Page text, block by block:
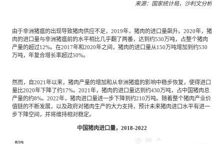
来源：国家统计局，沙利文分析
由于非洲猪瘟的出现导致猪肉供应不足，2019年，猪肉的进口量飙升。2020年，猪
肉的进口量与非洲猪瘟前的水平相比几乎翻了两番，达到约530万吨，占整个猪肉
产量的超过12%。在2017年和2020年之间，猪肉的进口量从150万吨增加到约530
万吨，年复合增长率超过50%。
然而，自2021年以来，猪肉产量的增加和从非洲猪瘟的影响中稳步恢复，使得进口
量比2020年下降了约17%。2021年，猪肉的进口量达到约430万吨，占中国猪肉总
产量的约8%。2022年，猪肉进口量进一步下降到约210万吨。随着整个猪肉产业价
值链的不断发展，以及政府对猪肉生产的大力支持，预计未来猪肉进口水平有进一
步下降空间，并将维持相对稳定。
中国猪肉进口量，2018-2022